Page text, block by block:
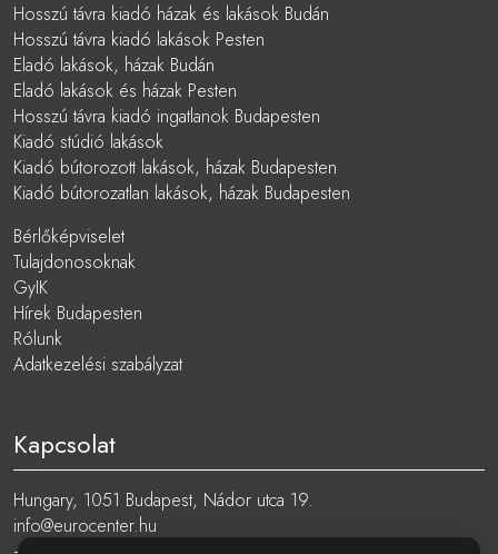
Hosszú távra kiadó házak és lakások Budán
Hosszú távra kiadó lakások Pesten
Eladó lakások, házak Budán
Eladó lakások és házak Pesten
Hosszú távra kiadó ingatlanok Budapesten
Kiadó stúdió lakások
Kiadó bútorozott lakások, házak Budapesten
Kiadó bútorozatlan lakások, házak Budapesten
Bérlőképviselet
Tulajdonosoknak
GyIK
Hírek Budapesten
Rólunk
Adatkezelési szabályzat
Kapcsolat
Hungary, 1051 Budapest, Nádor utca 19.
info@eurocenter.hu